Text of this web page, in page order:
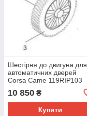
Шестірня до двигуна для
автоматичних дверей
Corsa Came 119RIP103
10 850 ₴
Купити